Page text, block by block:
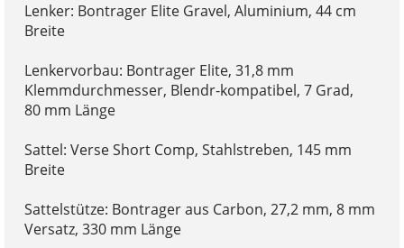
Lenker: Bontrager Elite Gravel, Aluminium, 44 cm
Breite
Lenkervorbau: Bontrager Elite, 31,8 mm
Klemmdurchmesser, Blendr-kompatibel, 7 Grad,
80 mm Länge
Sattel: Verse Short Comp, Stahlstreben, 145 mm
Breite
Sattelstütze: Bontrager aus Carbon, 27,2 mm, 8 mm
Versatz, 330 mm Länge